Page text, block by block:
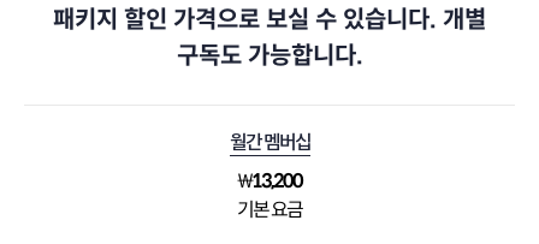
패키지 할인 가격으로 보실 수 있습니다. 개별
구독도 가능합니다.
월간 멤버십
₩13,200
기본 요금